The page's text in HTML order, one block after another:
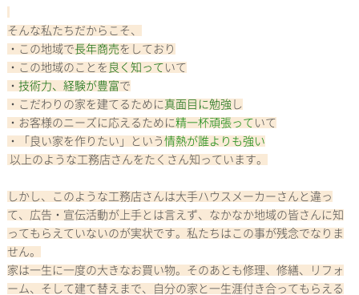
そんな私たちだからこそ、
・この地域で長年商売をしており
・この地域のことを 良く知って いて
・ 技術力、経験が豊富で
・こだわりの家を建てるために 真面目に勉強し
・お客様のニーズに応えるために精一杯頑張って いて
・「良い家を作りたい」という 情熱が誰よりも強い
以上のような工務店さんをたくさん知っています。
しかし、このような工務店さんは大手ハウスメーカーさんと違っ
て、広告・宣伝活動が上手とは言えず、なかなか地域の皆さんに知
ってもらえていないのが実状です。私たちはこの事が残念でなりま
せん。
家は一生に一度の大きなお買い物。そのあとも修理、修繕、リフォ
ーム、そして建て替えまで、自分の家と一生涯付き合ってもらえる